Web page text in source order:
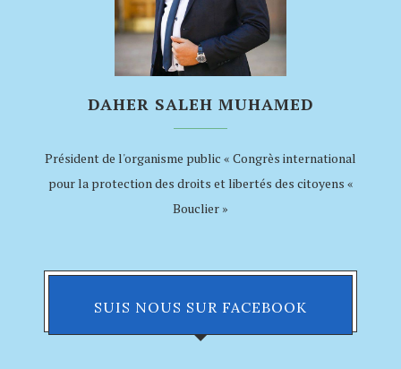
DAHER SALEH MUHAMED
Président de l'organisme public « Congrès international
pour la protection des droits et libertés des citoyens «
Bouclier »
SUIS NOUS SUR FACEBOOK